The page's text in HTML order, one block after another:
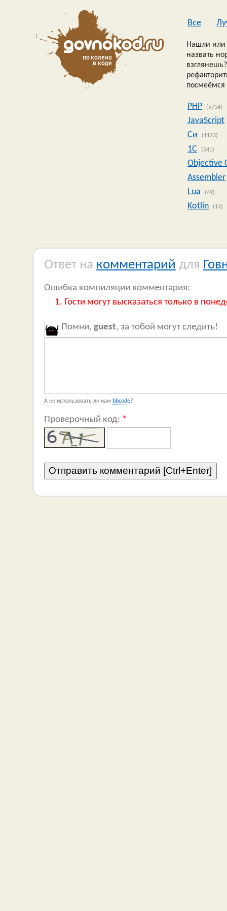
Все
Нашли или
назвать
посмеёмся
PHP (5714)
JavaScript
Си
(1123)
1C (541)
Objective
Assembler
Lua
(49)
Kotlin (14)
Ответ на комментарий для
Ошибка компиляции комментария:
Гости могут высказаться только в
Помни, guest, за тобой могут следить!
А не использовать ли нам bbcode?
Проверочный код: *